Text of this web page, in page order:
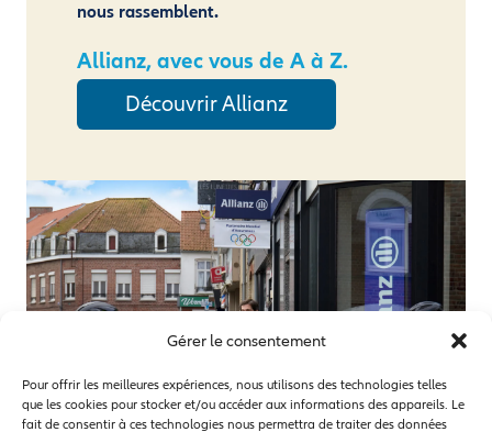
Gérer le consentement
Pour offrir les meilleures expériences, nous utilisons des technologies telles
que les cookies pour stocker et/ou accéder aux informations des appareils. Le
fait de consentir à ces technologies nous permettra de traiter des données
nous rassemblent.
Allianz, avec vous de A à Z.
Découvrir Allianz